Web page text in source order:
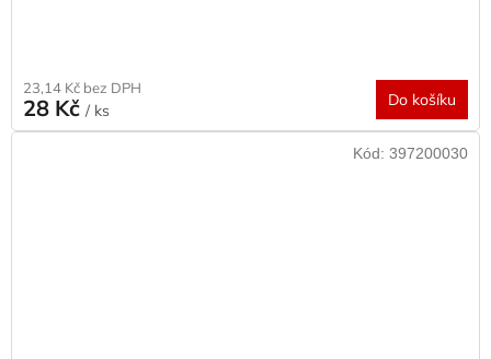
23,14 Kč bez DPH
28 Kč / ks
Do košíku
Kód: 397200030